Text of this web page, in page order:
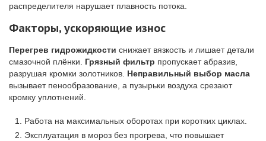
распределителя нарушает плавность потока.
Факторы, ускоряющие износ
Перегрев гидрожидкости снижает вязкость и лишает детали
смазочной плёнки. Грязный фильтр пропускает абразив,
разрушая кромки золотников. Неправильный выбор масла
вызывает пенообразование, а пузырьки воздуха срезают
кромку уплотнений.
Работа на максимальных оборотах при коротких циклах.
Эксплуатация в мороз без прогрева, что повышает